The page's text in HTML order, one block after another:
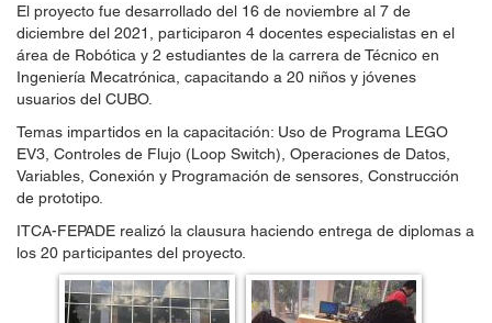
El proyecto fue desarrollado del 16 de noviembre al 7 de
diciembre del 2021, participaron 4 docentes especialistas en el
área de Robótica y 2 estudiantes de la carrera de Técnico en
Ingeniería Mecatrónica, capacitando a 20 niños y jóvenes
usuarios del CUBO.
Temas impartidos en la capacitación: Uso de Programa LEGO
EV3, Controles de Flujo (Loop Switch), Operaciones de Datos,
Variables, Conexión y Programación de sensores, Construcción
de prototipo.
ITCA-FEPADE realizó la clausura haciendo entrega de diplomas a
los 20 participantes del proyecto.